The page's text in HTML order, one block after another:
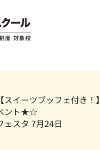
【スイーツブッフェ付き
ント★☆
ェスタ 7月24日